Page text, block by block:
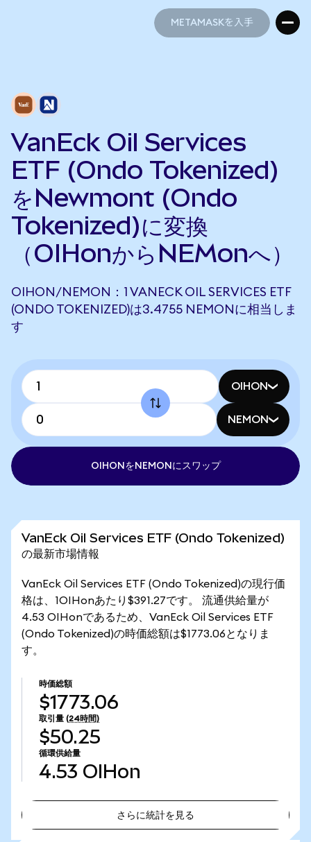
METAMASKを入手
VanEck Oil Services
ETF (Ondo Tokenized)
をNewmont (Ondo
Tokenized)に変換
（OIHonからNEMonへ）
OIHON/NEMON：1 VANECK OIL SERVICES ETF
(ONDO TOKENIZED)は3.4755 NEMONに相当しま
す
OIHON
NEMON
OIHONをNEMONにスワップ
VanEck Oil Services ETF (Ondo Tokenized)
の最新市場情報
VanEck Oil Services ETF (Ondo Tokenized)の現行価
格は、1OIHonあたり$391.27です。 流通供給量が
4.53 OIHonであるため、VanEck Oil Services ETF
(Ondo Tokenized)の時価総額は$1773.06となりま
す。
時価総額
$1773.06
取引量 (24時間)
$50.25
循環供給量
4.53 OIHon
さらに統計を見る